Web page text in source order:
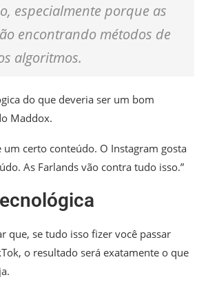
especialmente porque as
encontrando métodos de
algoritmos.
do que deveria ser um bom
Maddox.
um certo conteúdo. O Instagram gosta
As Farlands vão contra tudo isso.”
que, se tudo isso fizer você passar
o resultado será exatamente o que